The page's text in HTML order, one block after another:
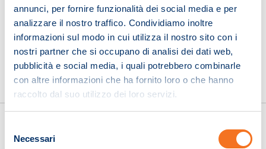
annunci, per fornire funzionalità dei social media e per
analizzare il nostro traffico. Condividiamo inoltre
informazioni sul modo in cui utilizza il nostro sito con i
nostri partner che si occupano di analisi dei dati web,
pubblicità e social media, i quali potrebbero combinarle
con altre informazioni che ha fornito loro o che hanno
raccolto dal suo utilizzo dei loro servizi.
delNecessari